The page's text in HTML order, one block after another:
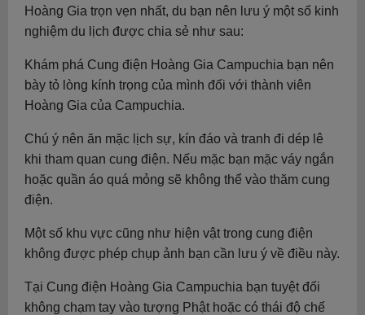
Hoàng Gia trọn vẹn nhất, du bạn nên lưu ý một số kinh
nghiệm du lịch được chia sẻ như sau:
Khám phá Cung điện Hoàng Gia Campuchia bạn nên
bày tỏ lòng kính trọng của mình đối với thành viên
Hoàng Gia của Campuchia.
Chú ý nên ăn mặc lịch sự, kín đáo và tranh đi dép lê
khi tham quan cung điện. Nếu mặc bạn mặc váy ngắn
hoặc quần áo quá mỏng sẽ không thể vào thăm cung
điện.
Một số khu vực cũng như hiện vật trong cung điện
không được phép chụp ảnh bạn cần lưu ý về điều này.
Tại Cung điện Hoàng Gia Campuchia bạn tuyệt đối
không chạm tay vào tượng Phật hoặc có thái độ chế